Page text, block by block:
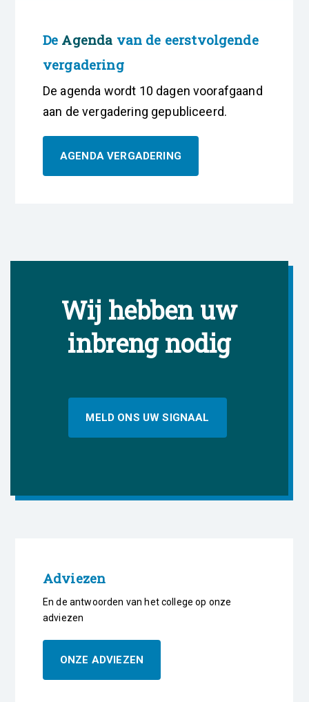
De Agenda van de eerstvolgende
vergadering
De agenda wordt 10 dagen voorafgaand
aan de vergadering gepubliceerd.
AGENDA VERGADERING
Wij hebben uw
inbreng nodig
MELD ONS UW SIGNAAL
Adviezen
En de antwoorden van het college op onze
adviezen
ONZE ADVIEZEN